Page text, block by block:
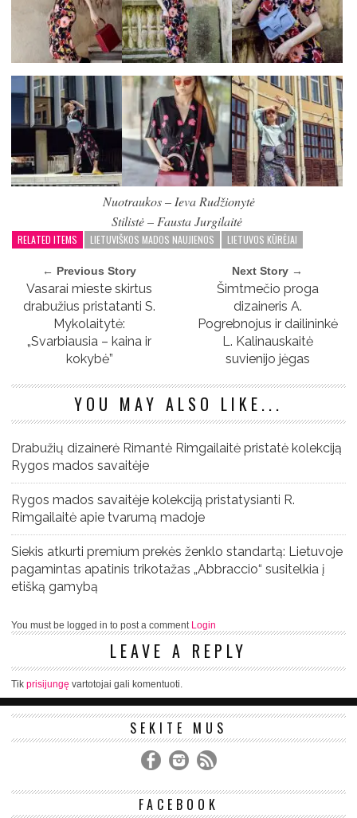
Nuotraukos – Ieva Rudžionytė
Stilistė – Fausta Jurgilaitė
RELATED ITEMS LIETUVIŠKOS MADOS NAUJIENOS LIETUVOS KŪRĖJAI
← Previous Story
Vasarai mieste skirtus
drabužius pristatanti S.
Mykolaitytė:
„Svarbiausia – kaina ir
kokybė”
Next Story →
Šimtmečio proga
dizaineris A.
Pogrebnojus ir dailininkė
L. Kalinauskaitė
suvienijo jėgas
YOU MAY ALSO LIKE...
Drabužių dizainerė Rimantė Rimgailaitė pristatė kolekciją
Rygos mados savaitėje
Rygos mados savaitėje kolekciją pristatysianti R.
Rimgailaitė apie tvarumą madoje
Siekis atkurti premium prekės ženklo standartą: Lietuvoje
pagamintas apatinis trikotažas „Abbraccio“ susitelkia į
etišką gamybą
You must be logged in to post a comment Login
LEAVE A REPLY
Tik prisijungę vartotojai gali komentuoti.
SEKITE MUS
FACEBOOK